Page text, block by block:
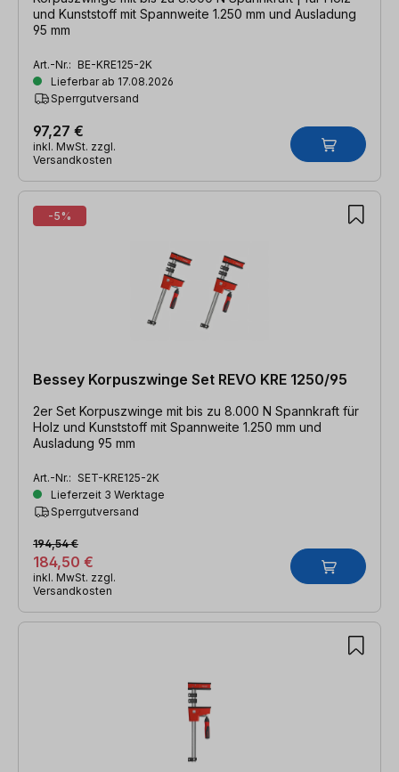
und Kunststoff mit Spannweite 1.250 mm und Ausladung
95 mm
Art.-Nr.: BE-KRE125-2K
Lieferbar ab 17.08.2026
Sperrgutversand
97,27 €
inkl. MwSt. zzgl.
Versandkosten
-5%
Bessey Korpuszwinge Set REVO KRE 1250/95
2er Set Korpuszwinge mit bis zu 8.000 N Spannkraft für
Holz und Kunststoff mit Spannweite 1.250 mm und
Ausladung 95 mm
Art.-Nr.: SET-KRE125-2K
Lieferzeit 3 Werktage
Sperrgutversand
184,50 €
194,54 €
inkl. MwSt. zzgl.
Versandkosten